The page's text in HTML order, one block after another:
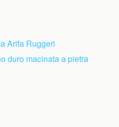
Arifa Ruggeri
duro macinata a pietra